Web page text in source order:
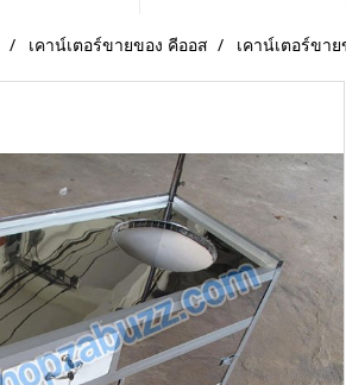
เคาน์เตอร์ขายของ คีออส เคาน์เตอร์ขา